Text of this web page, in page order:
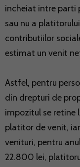
incheiat intre parti
sau nu a
contributiilor
estimat un venit
Astfel, pentru
din drepturi de
impozitul se retine
platitor de venit,
venituri, pentru
22.800 lei,